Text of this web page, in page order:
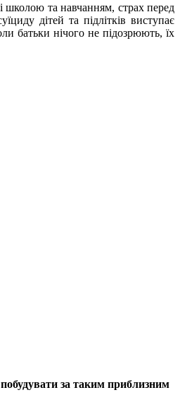
школою та навчанням, страх перед
дітей та підлітків виступає
батьки нічого не підозрюють, їх
за таким приблизним